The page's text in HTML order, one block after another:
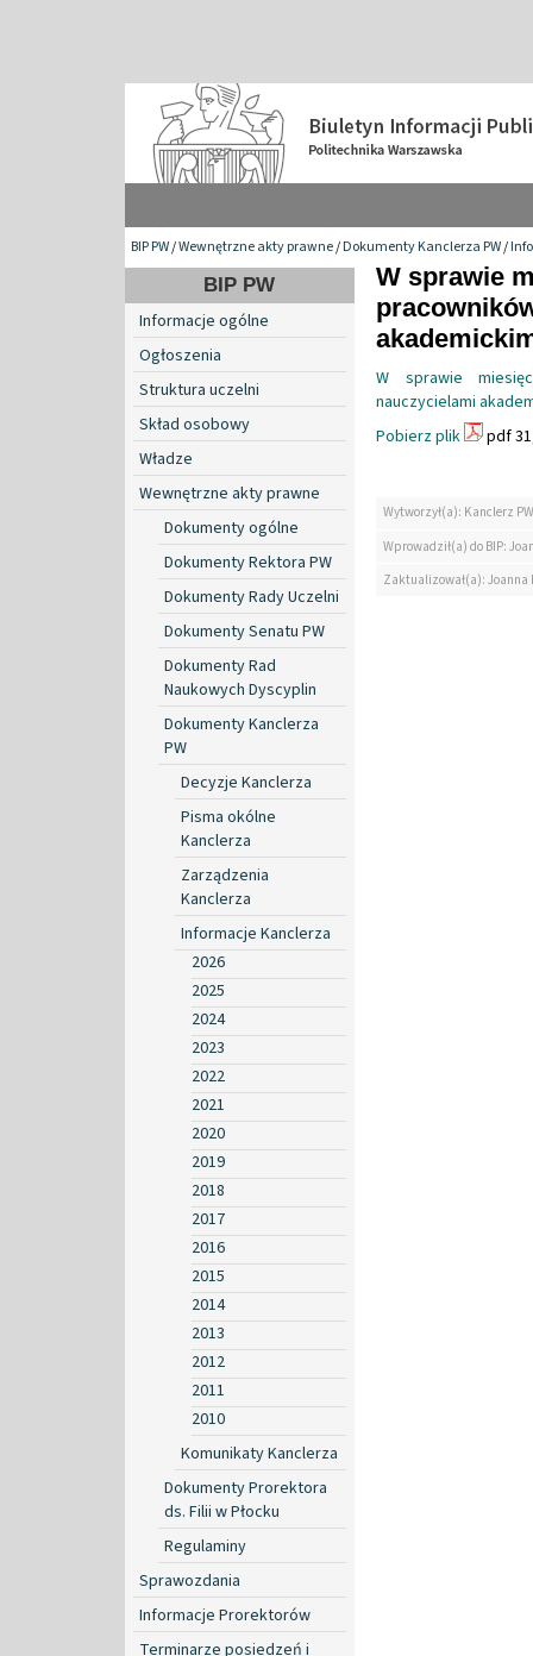
BIP PW/Wewnętrzne akty prawne/Dokumenty Kanclerza PW/
BIP PW
Informacje ogólne
Ogłoszenia
Struktura uczelni
Skład osobowy
Władze
Wewnętrzne akty prawne
Dokumenty ogólne
Dokumenty Rektora PW
Dokumenty Rady Uczelni
Dokumenty Senatu PW
Dokumenty Rad
Naukowych Dyscyplin
Dokumenty Kanclerza
PW
Decyzje Kanclerza
Pisma okólne
Kanclerza
Zarządzenia
Kanclerza
Informacje Kanclerza
2026
2025
2024
2023
2022
2021
2020
2019
2018
2017
2016
2015
2014
2013
2012
2011
2010
Komunikaty Kanclerza
Dokumenty Prorektora
ds. Filii w Płocku
Regulaminy
Sprawozdania
Informacje Prorektorów
Terminarze posiedzeń i
W sprawie
W sprawie
nauczycielami
Pobierz plik
pdf
Wytworzył(a): Kanclerz PW
Wprowadził(a) do BIP:
Zaktualizował(a):